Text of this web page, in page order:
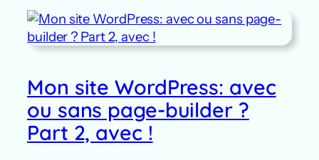
Mon site WordPress: avec
ou sans page-builder ?
Part 2, avec !